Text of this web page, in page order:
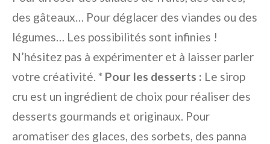
des gâteaux… Pour déglacer des viandes ou des
légumes… Les possibilités sont infinies !
N’hésitez pas à expérimenter et à laisser parler
votre créativité. * Pour les desserts : Le sirop
cru est un ingrédient de choix pour réaliser des
desserts gourmands et originaux. Pour
aromatiser des glaces, des sorbets, des panna